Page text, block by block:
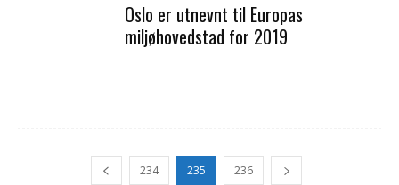
Oslo er utnevnt til Europas
miljøhovedstad for 2019
234 235 236